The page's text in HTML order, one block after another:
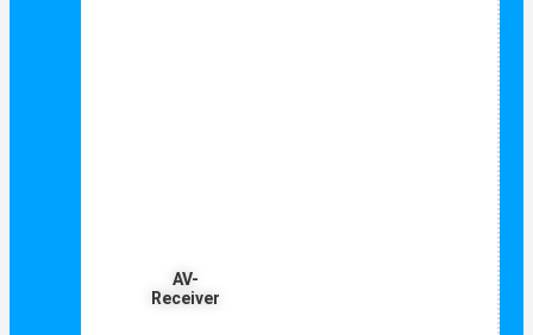
AV-
Receiver